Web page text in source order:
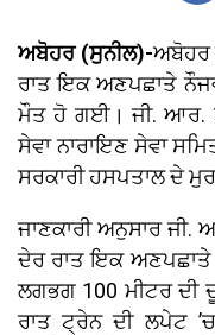
ਅਬੋਹਰ (ਸੁਨੀਲ)-ਅਬੋਹਰ
ਰਾਤ ਇਕ ਅਣਪਛਾਤੇ
ਮੌਤ ਹੋ ਗਈ। ਜੀ. ਆਰ.
ਸੇਵਾ ਨਾਰਾਇਣ ਸੇਵਾ
ਸਰਕਾਰੀ ਹਸਪਤਾਲ ਦੇ
ਜਾਣਕਾਰੀ ਅਨੁਸਾਰ ਜੀ.
ਦੇਰ ਰਾਤ ਇਕ ਅਣਪਛਾਤੇ
ਲਗਭਗ 100 ਮੀਟਰ ਦੀ
ਰਾਤ ਟ੍ਰੇਨ ਦੀ ਲਪੇਟ